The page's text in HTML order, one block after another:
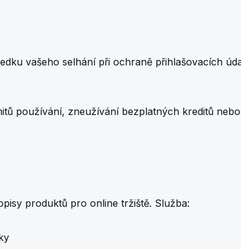
vašeho selhání při ochraně přihlašovacích
používání, zneužívání bezplatných kreditů
produktů pro online tržiště. Služba: